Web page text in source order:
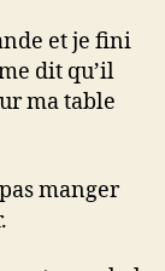
et je fini
dit qu’il
ma table
manger